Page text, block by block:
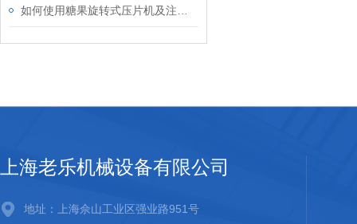
上海老乐机械设备有限公司
地址：上海佘山工业区强业路951号